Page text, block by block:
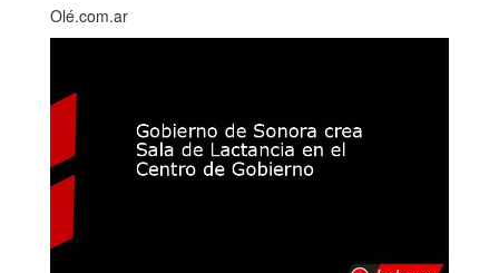
Olé.com.ar